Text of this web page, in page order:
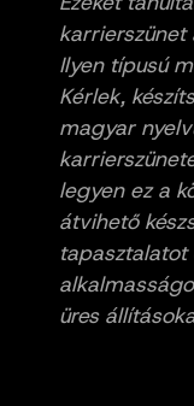
Ilyen típusú
Kérlek,
magyar
legyen ez a
átvihető
tapasztalatot
üres